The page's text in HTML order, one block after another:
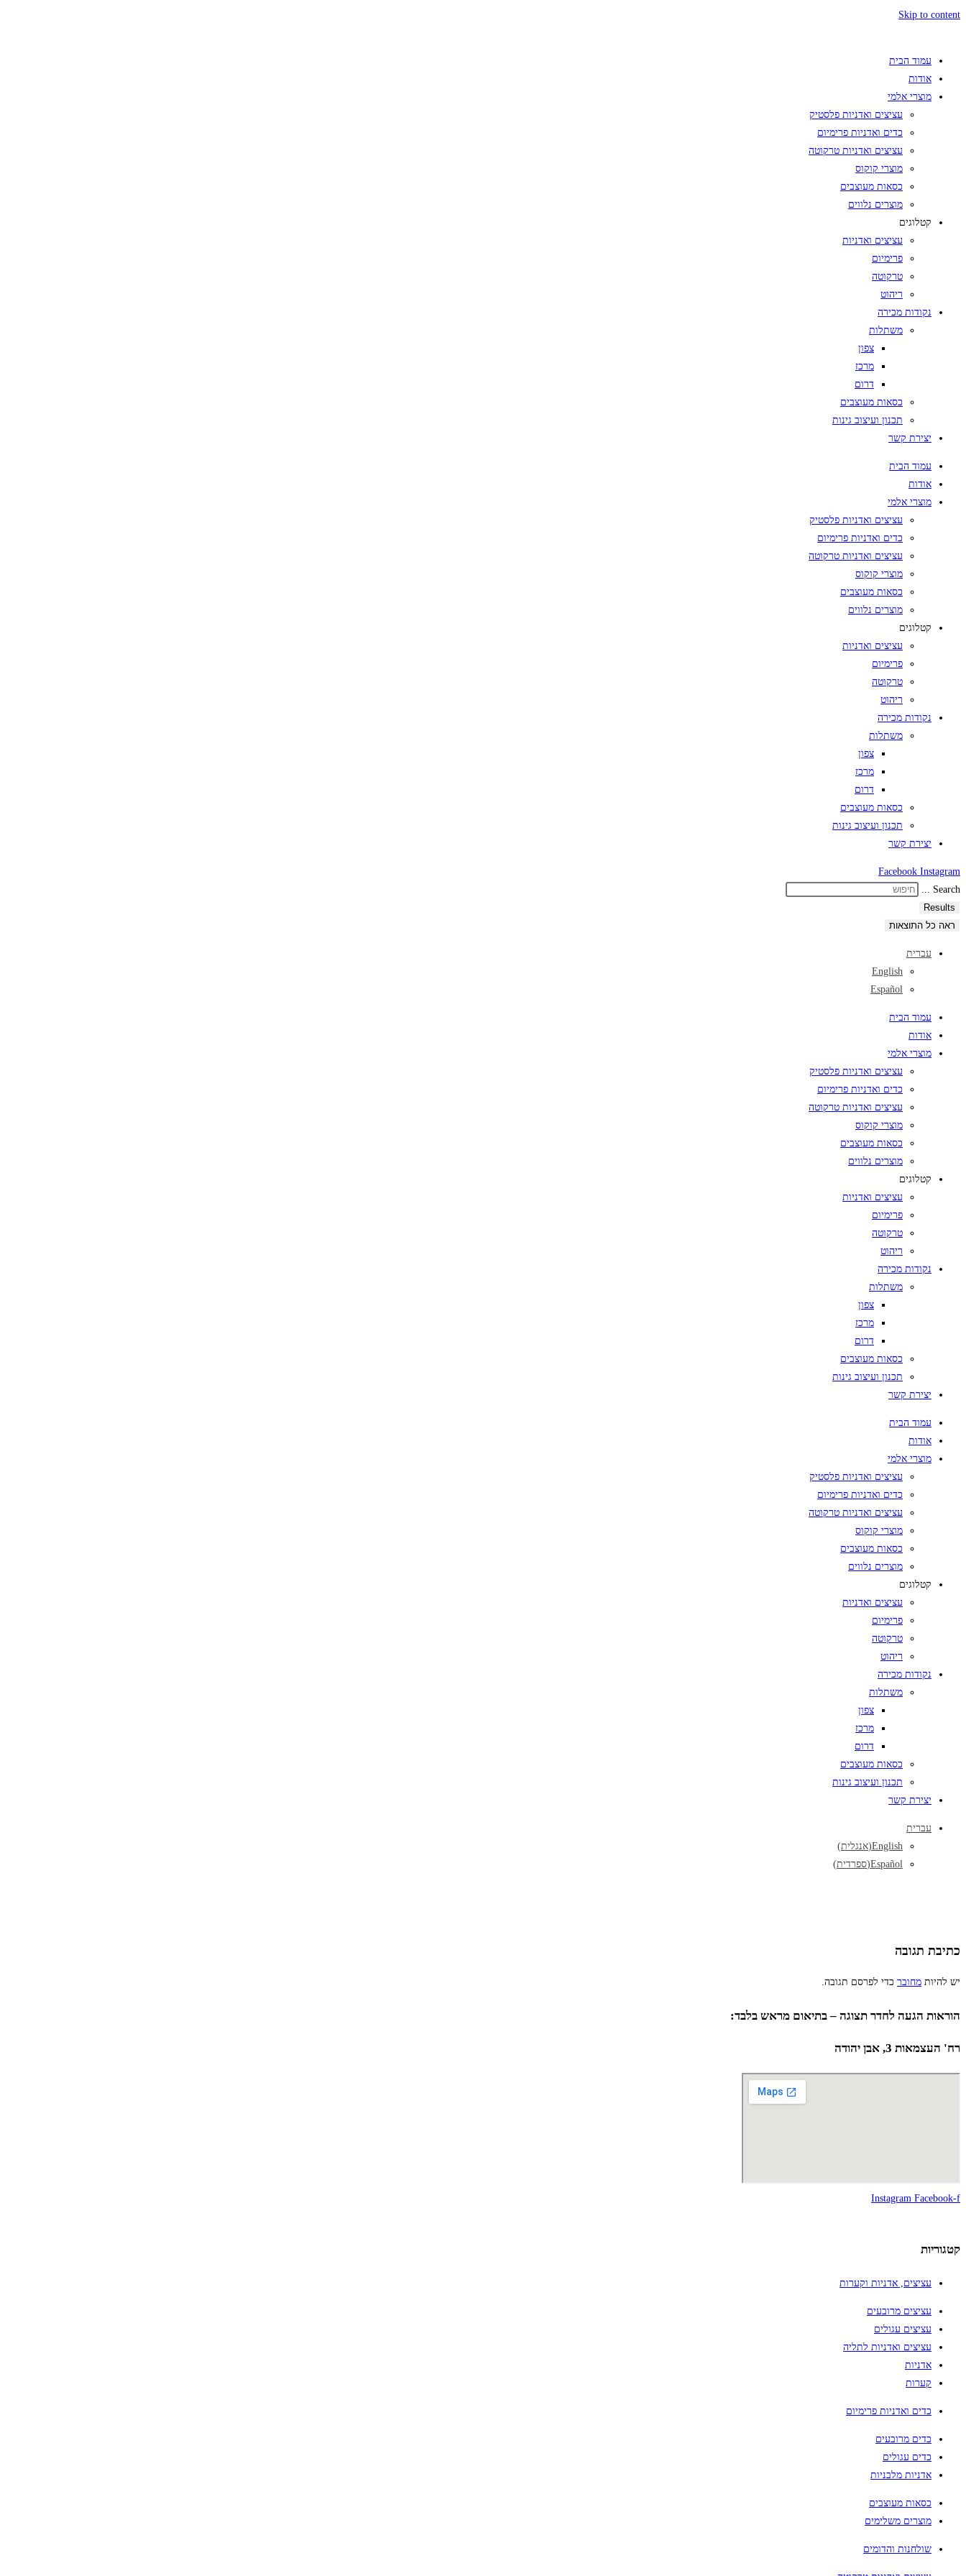
Skip to content
עמוד הבית
אודות
מוצרי אלמי
עציצים ואדניות פלסטיק
כדים ואדניות פרימיום
עציצים ואדניות טרקוטה
מוצרי קוקוס
כסאות מעוצבים
מוצרים נלווים
קטלוגים
עציצים ואדניות
פרימיום
טרקוטה
ריהוט
נקודות מכירה
משתלות
צפון
מרכז
דרום
כסאות מעוצבים
תכנון ועיצוב גינות
יצירת קשר
עמוד הבית
אודות
מוצרי אלמי
עציצים ואדניות פלסטיק
כדים ואדניות פרימיום
עציצים ואדניות טרקוטה
מוצרי קוקוס
כסאות מעוצבים
מוצרים נלווים
קטלוגים
עציצים ואדניות
פרימיום
טרקוטה
ריהוט
נקודות מכירה
משתלות
צפון
מרכז
דרום
כסאות מעוצבים
תכנון ועיצוב גינות
יצירת קשר
Facebook Instagram
Search ...
Results
ראה כל התוצאות
עברית
English
Español
עמוד הבית
אודות
מוצרי אלמי
עציצים ואדניות פלסטיק
כדים ואדניות פרימיום
עציצים ואדניות טרקוטה
מוצרי קוקוס
כסאות מעוצבים
מוצרים נלווים
קטלוגים
עציצים ואדניות
פרימיום
טרקוטה
ריהוט
נקודות מכירה
משתלות
צפון
מרכז
דרום
כסאות מעוצבים
תכנון ועיצוב גינות
יצירת קשר
עמוד הבית
אודות
מוצרי אלמי
עציצים ואדניות פלסטיק
כדים ואדניות פרימיום
עציצים ואדניות טרקוטה
מוצרי קוקוס
כסאות מעוצבים
מוצרים נלווים
קטלוגים
עציצים ואדניות
פרימיום
טרקוטה
ריהוט
נקודות מכירה
משתלות
צפון
מרכז
דרום
כסאות מעוצבים
תכנון ועיצוב גינות
יצירת קשר
עברית
English
(אנגלית)
Español
(ספרדית)
כתיבת תגובה
יש להיות מחובר כדי לפרסם תגובה.
הוראות הגעה לחדר תצוגה – בתיאום מראש בלבד:
רח' העצמאות 3, אבן יהודה
Instagram Facebook-f
קטגוריות
עציצים, אדניות וקערות
עציצים מרובעים
עציצים עגולים
עציצים ואדניות לתליה
אדניות
קערות
כדים ואדניות פרימיום
כדים מרובעים
כדים עגולים
אדניות מלבניות
כסאות מעוצבים
מוצרים משלימים
שולחנות והדומים